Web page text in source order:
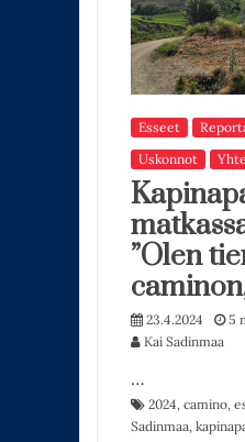
Esseet
Uskonnot
”Olen
23.4.2024
5
Kai Sadinmaa
…
2024, camino,
Sadinmaa,